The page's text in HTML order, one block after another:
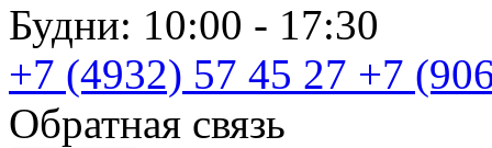
Будни: 10:00 - 17:30
+7 (4932) 57 45 27 +7
Обратная связь